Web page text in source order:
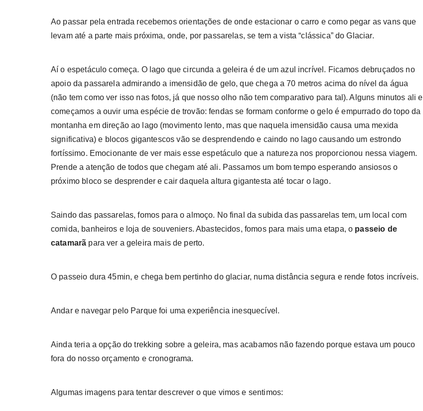
Ao passar pela entrada recebemos orientações de onde estacionar o carro e como pegar as vans que
levam até a parte mais próxima, onde, por passarelas, se tem a vista “clássica” do Glaciar.
Aí o espetáculo começa. O lago que circunda a geleira é de um azul incrível. Ficamos debruçados no
apoio da passarela admirando a imensidão de gelo, que chega a 70 metros acima do nível da água
(não tem como ver isso nas fotos, já que nosso olho não tem comparativo para tal). Alguns minutos ali e
começamos a ouvir uma espécie de trovão: fendas se formam conforme o gelo é empurrado do topo da
montanha em direção ao lago (movimento lento, mas que naquela imensidão causa uma mexida
significativa) e blocos gigantescos vão se desprendendo e caindo no lago causando um estrondo
fortíssimo. Emocionante de ver mais esse espetáculo que a natureza nos proporcionou nessa viagem.
Prende a atenção de todos que chegam até ali. Passamos um bom tempo esperando ansiosos o
próximo bloco se desprender e cair daquela altura gigantesta até tocar o lago.
Saindo das passarelas, fomos para o almoço. No final da subida das passarelas tem, um local com
comida, banheiros e loja de souveniers. Abastecidos, fomos para mais uma etapa, o passeio de
catamarã para ver a geleira mais de perto.
O passeio dura 45min, e chega bem pertinho do glaciar, numa distância segura e rende fotos incríveis.
Andar e navegar pelo Parque foi uma experiência inesquecível.
Ainda teria a opção do trekking sobre a geleira, mas acabamos não fazendo porque estava um pouco
fora do nosso orçamento e cronograma.
Algumas imagens para tentar descrever o que vimos e sentimos: